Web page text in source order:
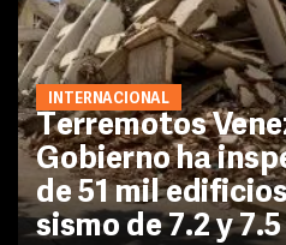
INTERNACIONAL
Terremotos
Gobierno ha
de 51 mil
sismo de 7.2 y